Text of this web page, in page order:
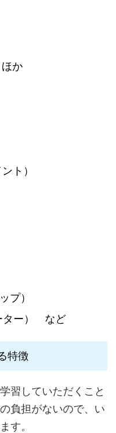
か
ト）
プ）
ター） など
特徴
習していただくこと
負担がないので、い
す。